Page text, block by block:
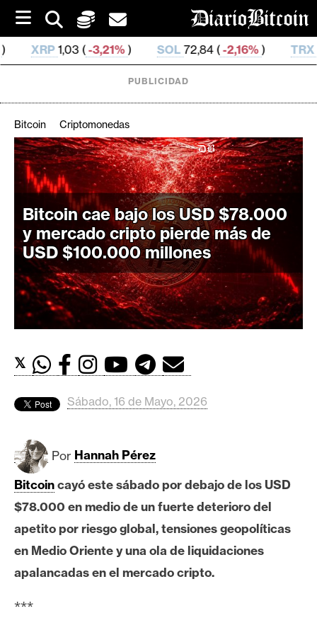
i
p
t
o
SOL 72,84 (-2,16%) TRX 0,326 774 ( -
C
r
i
p
t
o
M
e
r
c
o
i
c
o
i
n
PUBLICIDAD
Bitcoin Criptomonedas
Bitcoin cae bajo los USD $78.000
y mercado cripto pierde más de
USD $100.000 millones
𝕏
Sábado, 16 de Mayo, 2026
Por Hannah Pérez
Bitcoincayó este sábado por debajo de los USD
$78.000 en medio de un fuerte deterioro del
apetito por riesgo global, tensiones geopolíticas
en Medio Oriente y una ola de liquidaciones
apalancadas en el mercado cripto.
***